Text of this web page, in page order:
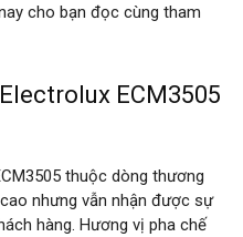
cho bạn đọc cùng tham
ECM3505
thuộc dòng thương
nhưng vẫn nhận được sự
hàng. Hương vị pha chế